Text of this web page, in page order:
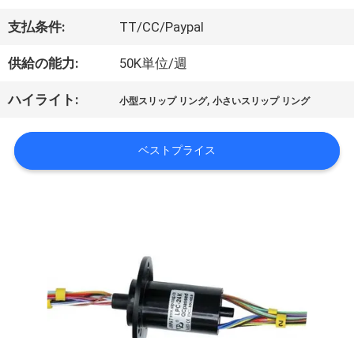
に
つ
支払条件: TT/CC/Paypal
供給の能力: 50K単位/週
ハイライト: 小型スリップ リング,小さいスリップ リング
ベストプライス